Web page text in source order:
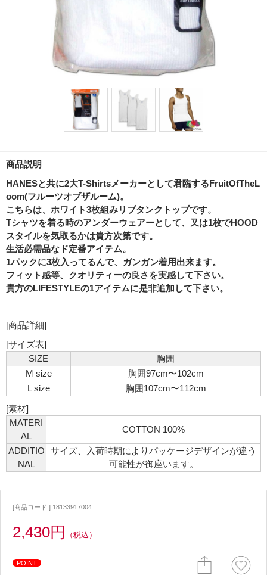
商品説明
HANESと共に2大T-Shirtsメーカーとして君臨するFruitOfTheL
oom(フルーツオブザルーム)。
こちらは、ホワイト3枚組みリブタンクトップです。
Tシャツを着る時のアンダーウェアーとして、又は1枚でHOOD
スタイルを気取るかは貴方次第です。
生活必需品なド定番アイテム。
1パックに3枚入ってるんで、ガンガン着用出来ます。
フィット感等、クオリティーの良さを実感して下さい。
貴方のLIFESTYLEの1アイテムに是非追加して下さい。
[商品詳細]
[サイズ表]
SIZE
胸囲
M size
胸囲97cm〜102cm
L size
胸囲107cm〜112cm
[素材]
MATERI
AL
COTTON 100%
ADDITIO
NAL
サイズ、入荷時期によりパッケージデザインが違う
可能性が御座います。
[商品コード ] 18133917004
2,430円 （税込）
POINT